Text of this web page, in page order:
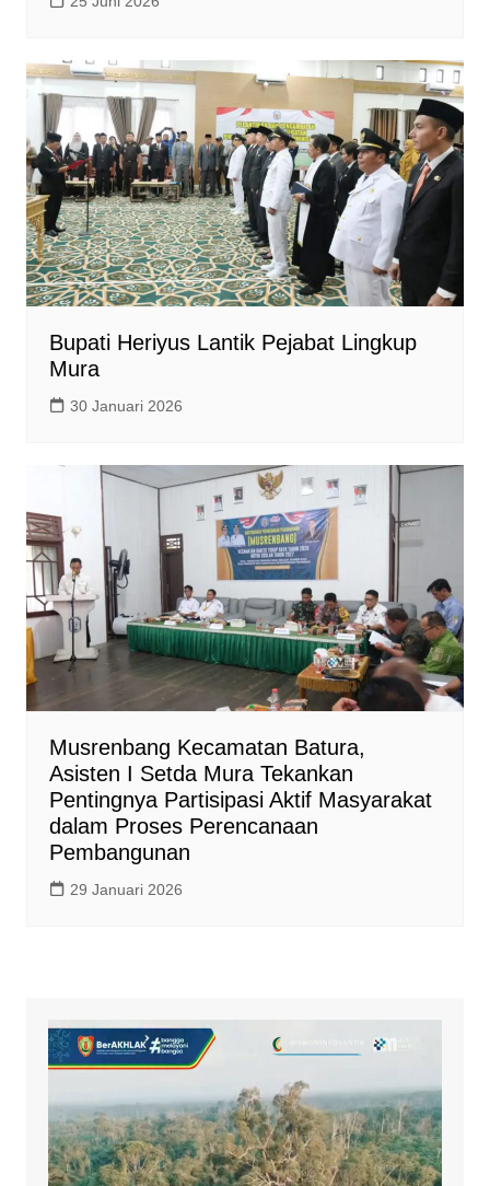
Bupati Heriyus Lantik Pejabat Lingkup
Mura
30 Januari 2026
Musrenbang Kecamatan Batura,
Asisten I Setda Mura Tekankan
Pentingnya Partisipasi Aktif Masyarakat
dalam Proses Perencanaan
Pembangunan
29 Januari 2026